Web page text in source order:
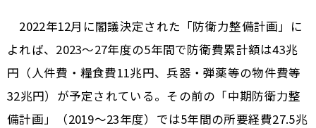
2022年12月に閣議決定された「防衛力整備計画」に
よれば、2023～27年度の5年間で防衛費累計額は43兆
円（人件費・糧食費11兆円、兵器・弾薬等の物件費等
32兆円）が予定されている。その前の「中期防衛力整
備計画」（2019～23年度）では5年間の所要経費27.5兆